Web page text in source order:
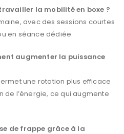
la mobilité en boxe ?
avec des sessions courtes
en séance dédiée.
augmenter la puissance
une rotation plus efficace
de l’énergie, ce qui augmente
de frappe grâce à la